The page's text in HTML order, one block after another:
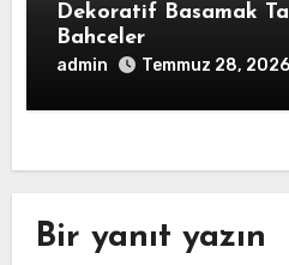
Dekoratif Basamak
Bahceler
admin Temmuz 28, 2026
Bir yanıt yazın